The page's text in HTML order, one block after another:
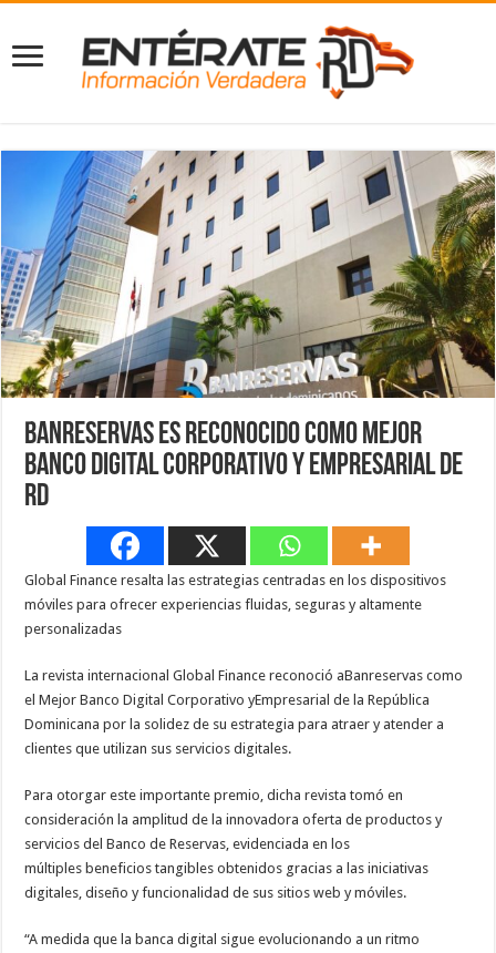
Banreservas es reconocido como Mejor
Banco Digital Corporativo y Empresarial de
RD
Global Finance resalta las estrategias centradas en los dispositivos
móviles para ofrecer experiencias fluidas, seguras y altamente
personalizadas
La revista internacional Global Finance reconoció aBanreservas como
el Mejor Banco Digital Corporativo yEmpresarial de la República
Dominicana por la solidez de su estrategia para atraer y atender a
clientes que utilizan sus servicios digitales.
Para otorgar este importante premio, dicha revista tomó en
consideración la amplitud de la innovadora oferta de productos y
servicios del Banco de Reservas, evidenciada en los
múltiples beneficios tangibles obtenidos gracias a las iniciativas
digitales, diseño y funcionalidad de sus sitios web y móviles.
“A medida que la banca digital sigue evolucionando a un ritmo